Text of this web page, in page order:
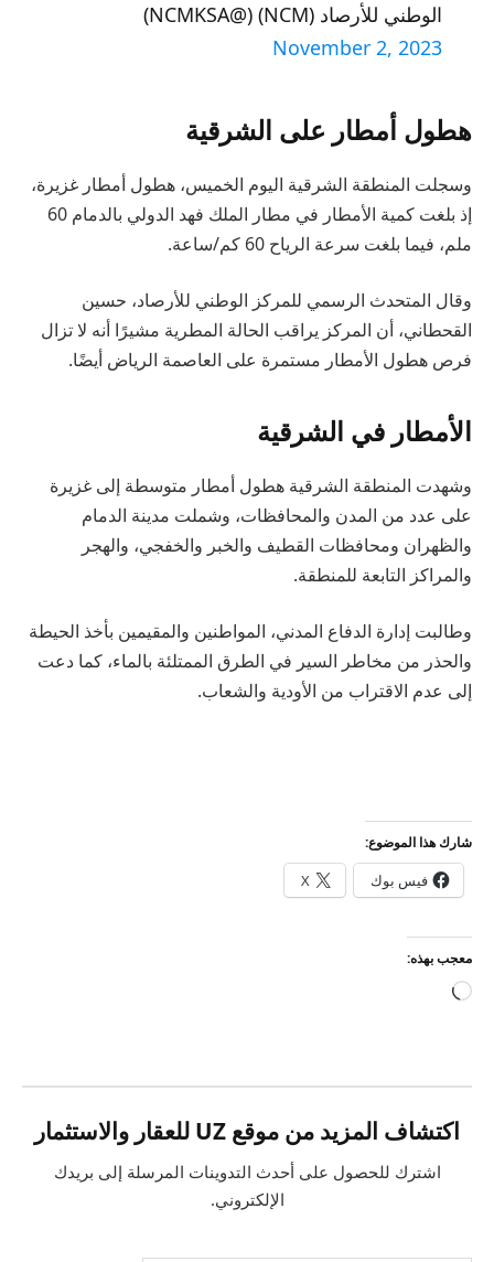
الوطني للأرصاد (NCM) (@NCMKSA)
November 2, 2023
هطول أمطار على الشرقية
وسجلت المنطقة الشرقية اليوم الخميس، هطول أمطار غزيرة،
إذ بلغت كمية الأمطار في مطار الملك فهد الدولي بالدمام 60
ملم، فيما بلغت سرعة الرياح 60 كم/ساعة.
وقال المتحدث الرسمي للمركز الوطني للأرصاد، حسين
القحطاني، أن المركز يراقب الحالة المطرية مشيرًا أنه لا تزال
فرص هطول الأمطار مستمرة على العاصمة ⁧‫الرياض‬⁩ أيضًا.
الأمطار في الشرقية
وشهدت المنطقة الشرقية هطول أمطار متوسطة إلى غزيرة
على عدد من المدن والمحافظات، وشملت مدينة الدمام
والظهران ومحافظات القطيف والخبر والخفجي، والهجر
والمراكز التابعة للمنطقة.
وطالبت إدارة الدفاع المدني، المواطنين والمقيمين بأخذ الحيطة
والحذر من مخاطر السير في الطرق الممتلئة بالماء، كما دعت
إلى عدم الاقتراب من الأودية والشعاب.
شارك هذا الموضوع:
فيس بوك X
معجب بهذه:
جاري
اكتشاف المزيد من موقع UZ للعقار والاستثمار
اشترك للحصول على أحدث التدوينات المرسلة إلى بريدك
الإلكتروني.
كتابة بريدك الإلكتروني...